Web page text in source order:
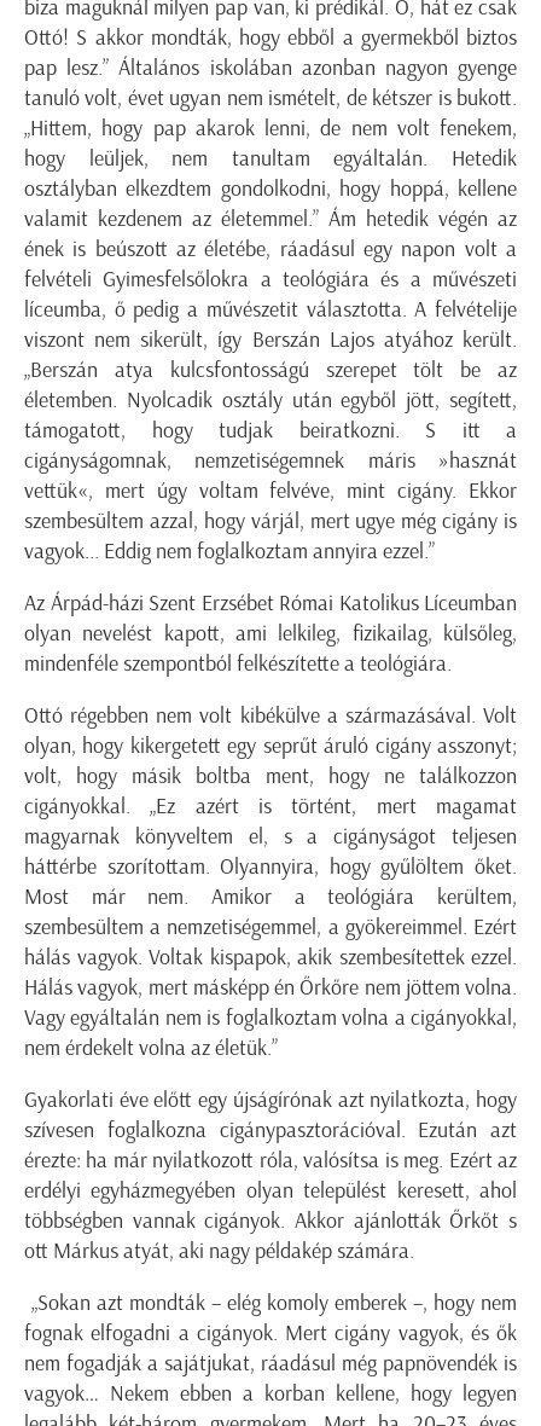
biza maguknál milyen pap van, ki prédikál. Ó, hát ez csak
Ottó! S akkor mondták, hogy ebből a gyermekből biztos
pap lesz.” Általános iskolában azonban nagyon gyenge
tanuló volt, évet ugyan nem ismételt, de kétszer is bukott.
„Hittem, hogy pap akarok lenni, de nem volt fenekem,
hogy leüljek, nem tanultam egyáltalán. Hetedik
osztályban elkezdtem gondolkodni, hogy hoppá, kellene
valamit kezdenem az életemmel.” Ám hetedik végén az
ének is beúszott az életébe, ráadásul egy napon volt a
felvételi Gyimesfelsőlokra a teológiára és a művészeti
líceumba, ő pedig a művészetit választotta. A felvételije
viszont nem sikerült, így Berszán Lajos atyához került.
„Berszán atya kulcsfontosságú szerepet tölt be az
életemben. Nyolcadik osztály után egyből jött, segített,
támogatott, hogy tudjak beiratkozni. S itt a
cigányságomnak, nemzetiségemnek máris »hasznát
vettük«, mert úgy voltam felvéve, mint cigány. Ekkor
szembesültem azzal, hogy várjál, mert ugye még cigány is
vagyok... Eddig nem foglalkoztam annyira ezzel.”
Az Árpád-házi Szent Erzsébet Római Katolikus Líceumban
olyan nevelést kapott, ami lelkileg, fizikailag, külsőleg,
mindenféle szempontból felkészítette a teológiára.
Ottó régebben nem volt kibékülve a származásával. Volt
olyan, hogy kikergetett egy seprűt áruló cigány asszonyt;
volt, hogy másik boltba ment, hogy ne találkozzon
cigányokkal. „Ez azért is történt, mert magamat
magyarnak könyveltem el, s a cigányságot teljesen
háttérbe szorítottam. Olyannyira, hogy gyűlöltem őket.
Most már nem. Amikor a teológiára kerültem,
szembesültem a nemzetiségemmel, a gyökereimmel. Ezért
hálás vagyok. Voltak kispapok, akik szembesítettek ezzel.
Hálás vagyok, mert másképp én Őrkőre nem jöttem volna.
Vagy egyáltalán nem is foglalkoztam volna a cigányokkal,
nem érdekelt volna az életük.”
Gyakorlati éve előtt egy újságírónak azt nyilatkozta, hogy
szívesen foglalkozna cigánypasztorációval. Ezután azt
érezte: ha már nyilatkozott róla, valósítsa is meg. Ezért az
erdélyi egyházmegyében olyan települést keresett, ahol
többségben vannak cigányok. Akkor ajánlották Őrkőt s
ott Márkus atyát, aki nagy példakép számára.
„Sokan azt mondták – elég komoly emberek –, hogy nem
fognak elfogadni a cigányok. Mert cigány vagyok, és ők
nem fogadják a sajátjukat, ráadásul még papnövendék is
vagyok… Nekem ebben a korban kellene, hogy legyen